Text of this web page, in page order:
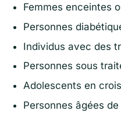
Femmes enceintes
Personnes
Individus avec des
Personnes sous
Adolescents en
Personnes âgées